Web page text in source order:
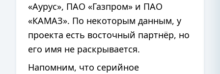
«Аурус», ПАО «Газпром» и ПАО
«КАМАЗ». По некоторым данным, у
проекта есть восточный партнёр, но
его имя не раскрывается.
Напомним, что серийное